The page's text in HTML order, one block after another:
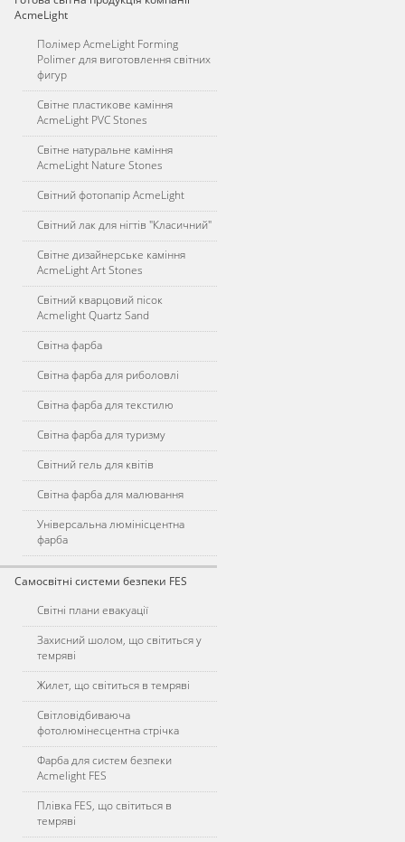
AcmeLight
Полімер AcmeLight Forming
Polimer для виготовлення світних
фигур
Світне пластикове каміння
AcmeLight PVC Stones
Світне натуральне каміння
AcmeLight Nature Stones
Світний фотопапір AcmeLight
Світний лак для нігтів "Класичний"
Світне дизайнерське каміння
AcmeLight Art Stones
Світний кварцовий пісок
Acmelight Quartz Sand
Світна фарба
Світна фарба для риболовлі
Світна фарба для текстилю
Світна фарба для туризму
Світний гель для квітів
Світна фарба для малювання
Універсальна люмінісцентна
фарба
Самосвітні системи безпеки FES
Світні плани евакуації
Захисний шолом, що світиться у
темряві
Жилет, що світиться в темряві
Світловідбиваюча
фотолюмінесцентна стрічка
Фарба для систем безпеки
Acmelight FES
Плівка FES, що світиться в
темряві